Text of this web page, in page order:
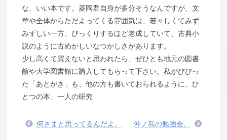
な、いい本です。菱岡君自身が多分そうなんですが、文
章や全体からただよってくる雰囲気は、若々しくてみず
みずしい一方、びっくりするほど老成していて、古典小
説のように古めかしいなつかしさがあります。
少し高くて買えないと思われたら、ぜひとも地元の図書
館や大学図書館に購入してもらって下さい。私がびびっ
た「あとがき」も、他の方も書いておられるように、ひ
とつの本、一人の研究
何さまと思ってるんだよ。 沖ノ島の勉強会。